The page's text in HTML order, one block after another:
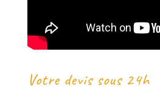
Votre devis sous 24h